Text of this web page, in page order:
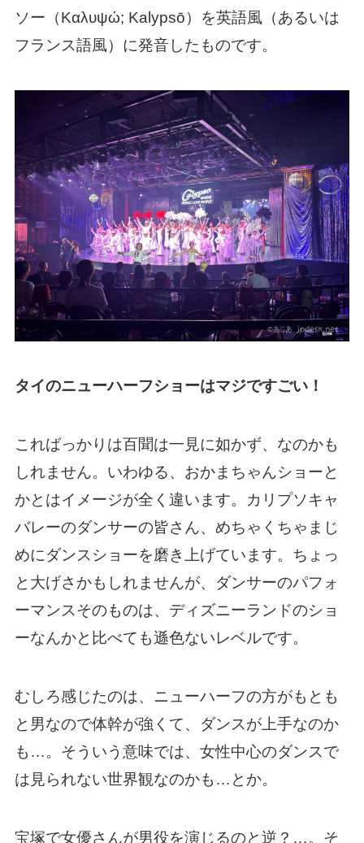
ソー（Καλυψώ; Kalypsō）を英語風（あるいは
フランス語風）に発音したものです。
タイのニューハーフショーはマジですごい！
こればっかりは百聞は一見に如かず、なのかも
しれません。いわゆる、おかまちゃんショーと
かとはイメージが全く違います。カリプソキャ
バレーのダンサーの皆さん、めちゃくちゃまじ
めにダンスショーを磨き上げています。ちょっ
と大げさかもしれませんが、ダンサーのパフォ
ーマンスそのものは、ディズニーランドのショ
ーなんかと比べても遜色ないレベルです。
むしろ感じたのは、ニューハーフの方がもとも
と男なので体幹が強くて、ダンスが上手なのか
も…。そういう意味では、女性中心のダンスで
は見られない世界観なのかも…とか。
宝塚で女優さんが男役を演じるのと逆？…。そ